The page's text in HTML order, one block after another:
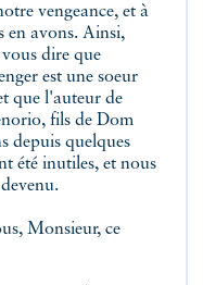
vengeance, et à
en avons. Ainsi,
dire que
est une soeur
que l'auteur de
fils de Dom
depuis quelques
été inutiles, et nous
Monsieur, ce